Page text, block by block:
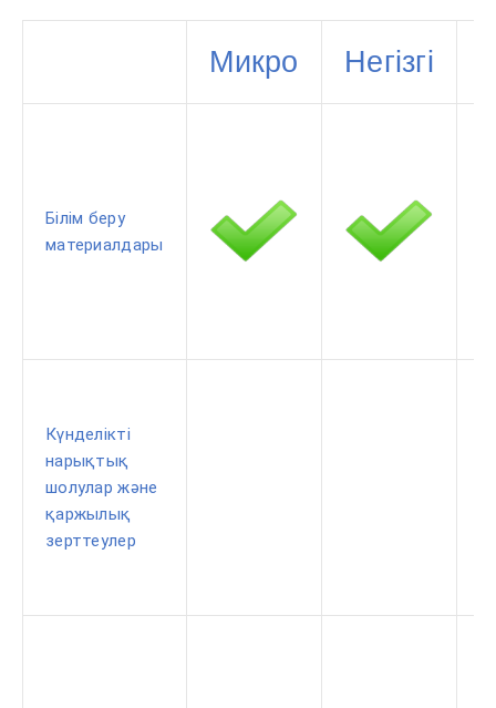
Микро Негізгі
Білім беру
материалдары
Күнделікті
нарықтық
шолулар және
қаржылық
зерттеулер